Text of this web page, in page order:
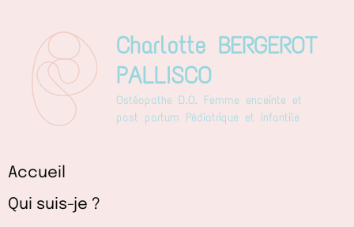
contenu
Charlotte BERGEROT
PALLISCO
Ostéopathe D.O. Femme enceinte et
post partum Pédiatrique et infantile
Accueil
Qui suis-je ?